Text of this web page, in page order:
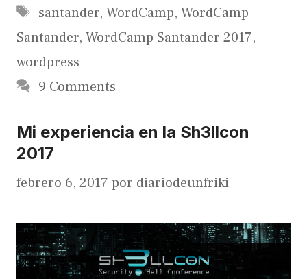
Etiquetas
santander, WordCamp, WordCamp
Santander, WordCamp Santander 2017,
wordpress
9 Comments
Mi experiencia en la Sh3llcon
2017
febrero 6, 2017 por diariodeunfriki